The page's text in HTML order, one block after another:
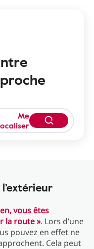
Me
vous êtes
la route ». Lors d’une
pouvez en effet ne
Cela peut